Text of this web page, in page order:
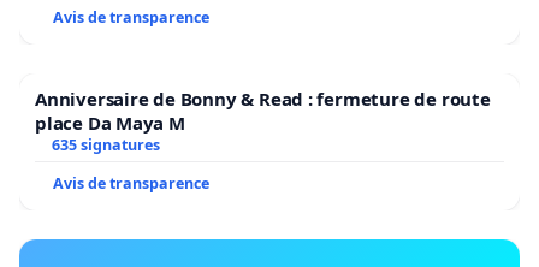
Avis de transparence
Anniversaire de Bonny & Read : fermeture de route
place Da Maya M
635 signatures
Avis de transparence